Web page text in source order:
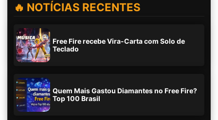
🔥 NOTÍCIAS RECENTES
Free Fire recebe Vira-Carta com Solo de
Teclado
Quem Mais Gastou Diamantes no Free Fire?
Top 100 Brasil